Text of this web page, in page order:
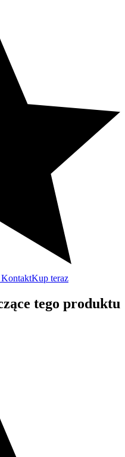
KontaktKup teraz
tego produktu